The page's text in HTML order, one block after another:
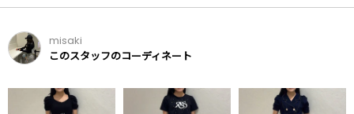
misaki
このスタッフのコーディネート